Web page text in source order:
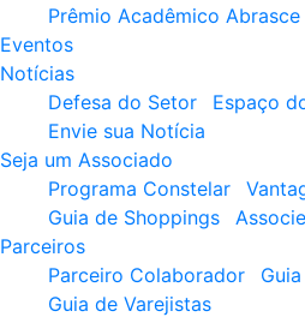
Prêmio Acadêmico Abrasce
Eventos
Notícias
Defesa do Setor
Espaço
Envie sua Notícia
Seja um Associado
Programa Constelar
Guia de Shoppings
Parceiros
Parceiro Colaborador
Guia de Varejistas